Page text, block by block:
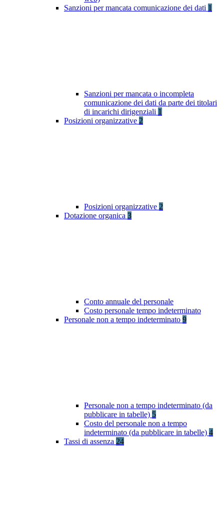
Sanzioni per mancata comunicazione dei dati 1
Sanzioni per mancata o incompleta
comunicazione dei dati da parte dei titolari
di incarichi dirigenziali 1
Posizioni organizzative 2
Posizioni organizzative 2
Dotazione organica 3
Conto annuale del personale
Costo personale tempo indeterminato
Personale non a tempo indeterminato 9
Personale non a tempo indeterminato (da
pubblicare in tabelle) 5
Costo del personale non a tempo
indeterminato (da pubblicare in tabelle) 4
Tassi di assenza 24